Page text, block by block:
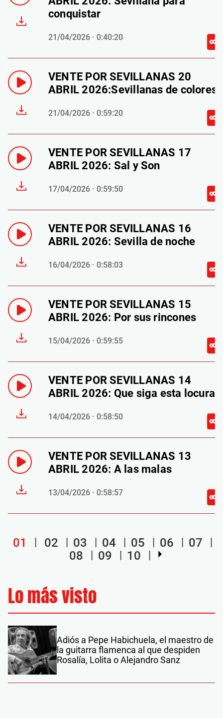
conquistar
21/04/2026 · 0:40:20
VENTE POR SEVILLANAS 20
ABRIL 2026:Sevillanas de colores
21/04/2026 · 0:59:20
VENTE POR SEVILLANAS 17
ABRIL 2026: Sal y Son
17/04/2026 · 0:59:50
VENTE POR SEVILLANAS 16
ABRIL 2026: Sevilla de noche
16/04/2026 · 0:58:03
VENTE POR SEVILLANAS 15
ABRIL 2026: Por sus rincones
15/04/2026 · 0:59:55
VENTE POR SEVILLANAS 14
ABRIL 2026: Que siga esta locura
14/04/2026 · 0:58:50
VENTE POR SEVILLANAS 13
ABRIL 2026: A las malas
13/04/2026 · 0:58:57
01 02 03 04 05 06
07
08
09 10
Lo más visto
Adiós a Pepe Habichuela, el maestro de
la guitarra flamenca al que despiden
Rosalía, Lolita o Alejandro Sanz